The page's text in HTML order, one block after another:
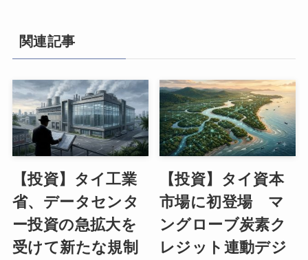
関連記事
【投資】タイ工業
省、データセンタ
ー投資の急拡大を
受けて新たな規制
【投資】タイ資本
市場に初登場 マ
ングローブ炭素ク
レジット連動デジ